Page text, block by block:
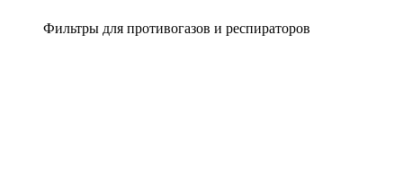
Фильтры для противогазов и респираторов